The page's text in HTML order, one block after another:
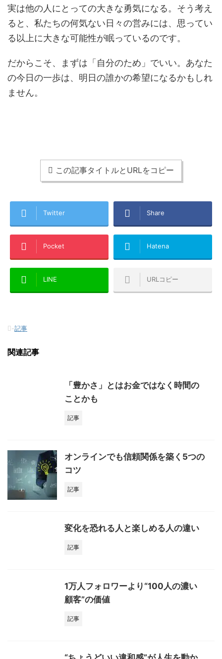
実は他の人にとっての大きな勇気になる。そう考え
ると、私たちの何気ない日々の営みには、思ってい
る以上に大きな可能性が眠っているのです。
だからこそ、まずは「自分のため」でいい。あなた
の今日の一歩は、明日の誰かの希望になるかもしれ
ません。
この記事タイトルとURLをコピー
Twitter Share
Pocket Hatena
LINE URLコピー
-記事
関連記事
「豊かさ」とはお金ではなく時間の
ことかも
記事
オンラインでも信頼関係を築く5つの
コツ
記事
変化を恐れる人と楽しめる人の違い
記事
1万人フォロワーより“100人の濃い
顧客”の価値
記事